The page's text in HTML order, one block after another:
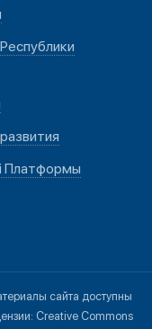
Платформы
сайта доступны
Creative Commons